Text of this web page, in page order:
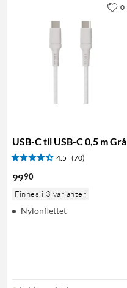
USB-C til USB-C 0,5 m Grå
4.5 (70)
9990
Finnes i 3 varianter
Nylonflettet
0